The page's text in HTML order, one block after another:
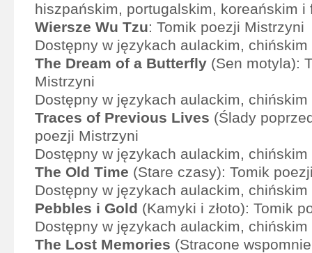
hiszpańskim, portugalskim, koreańskim i
Wiersze Wu Tzu: Tomik poezji Mistrzyni
Dostępny w językach aulackim,
The Dream of a Butterfly(Sen motyla):
Mistrzyni
Dostępny w językach aulackim,
Traces of Previous Lives (Ślady
poezji Mistrzyni
Dostępny w językach aulackim,
The Old Time (Stare czasy): Tomik
Dostępny w językach aulackim,
Pebbles i Gold (Kamyki i złoto): Tomik
Dostępny w językach aulackim,
The Lost Memories (Stracone